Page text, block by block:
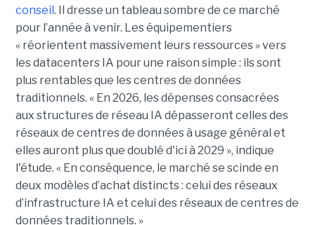
conseil. Il dresse un tableau sombre de ce marché
pour l’année à venir. Les équipementiers
« réorientent massivement leurs ressources » vers
les datacenters IA pour une raison simple : ils sont
plus rentables que les centres de données
traditionnels. « En 2026, les dépenses consacrées
aux structures de réseau IA dépasseront celles des
réseaux de centres de données à usage général et
elles auront plus que doublé d'ici à 2029 », indique
l'étude. « En conséquence, le marché se scinde en
deux modèles d’achat distincts : celui des réseaux
d’infrastructure IA et celui des réseaux de centres de
données traditionnels. »